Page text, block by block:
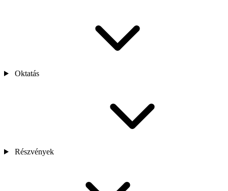
Oktatás
Részvények